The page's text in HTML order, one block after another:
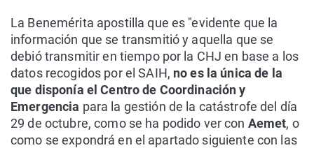
La Benemérita apostilla que es "evidente que la
información que se transmitió y aquella que se
debió transmitir en tiempo por la CHJ en base a los
datos recogidos por el SAIH, no es la única de la
que disponía el Centro de Coordinación y
Emergencia para la gestión de la catástrofe del día
29 de octubre, como se ha podido ver con Aemet, o
como se expondrá en el apartado siguiente con las